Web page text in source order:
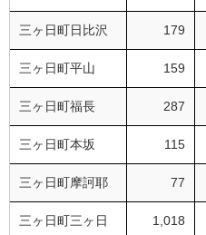
三ヶ日町日比沢 179
三ヶ日町平山 159
三ヶ日町福長 287
三ヶ日町本坂 115
三ヶ日町摩訶耶 77
三ヶ日町三ヶ日 1,018